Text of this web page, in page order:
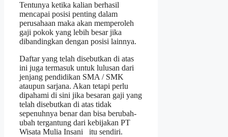
Tentunya ketika kalian berhasil
mencapai posisi penting dalam
perusahaan maka akan memperoleh
gaji pokok yang lebih besar jika
dibandingkan dengan posisi lainnya.
Daftar yang telah disebutkan di atas
ini juga termasuk untuk lulusan dari
jenjang pendidikan SMA / SMK
ataupun sarjana. Akan tetapi perlu
dipahami di sini jika besaran gaji yang
telah disebutkan di atas tidak
sepenuhnya benar dan bisa berubah-
ubah tergantung dari kebijakan PT
Wisata Mulia Insani itu sendiri.